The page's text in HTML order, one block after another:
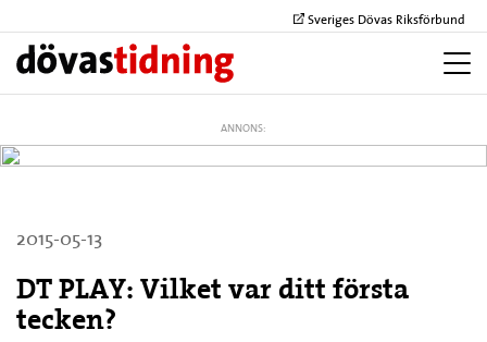
Sveriges Dövas Riksförbund
ANNONS:
2015-05-13
DT PLAY: Vilket var ditt första
tecken?